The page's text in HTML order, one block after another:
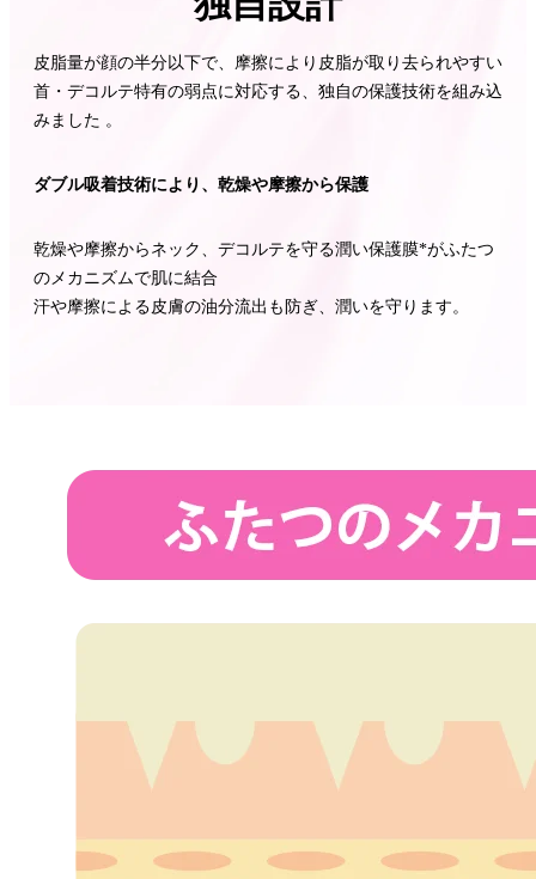
皮脂量が顔の半分以下で、摩擦により皮脂が取り去られやすい
首・デコルテ特有の弱点に対応する、独自の保護技術を組み込
みました 。
ダブル吸着技術により、乾燥や摩擦から保護
乾燥や摩擦からネック、デコルテを守る潤い保護膜*がふたつ
のメカニズムで肌に結合
汗や摩擦による皮膚の油分流出も防ぎ、潤いを守ります。